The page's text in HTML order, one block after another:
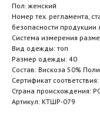
Пол: женский
Номер тех. регламента,
безопасности
Система измерения
Вид одежды: топ
Размер одежды: 40
Состав: Вискоза 50%
Сертификат
Страна происхождения:
Артикул: КТШР-079